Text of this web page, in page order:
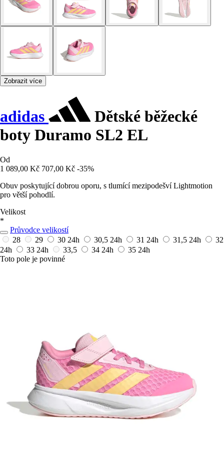
Zobrazit více
adidas
Dětské běžecké
boty Duramo SL2 EL
Od
1 089,00 Kč 707,00 Kč -35%
Obuv poskytující dobrou oporu, s tlumící mezipodešví Lightmotion
pro větší pohodlí.
Velikost
*
Průvodce velikostí
28
29 30 24h 30,5 24h 31 24h 31,5 24h
32
24h
33 24h 33,5 34 24h 35 24h
Toto pole je povinné